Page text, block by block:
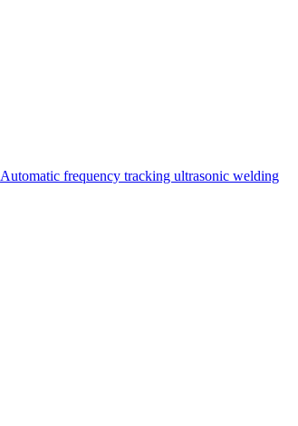
Automatic frequency tracking ultrasonic welding